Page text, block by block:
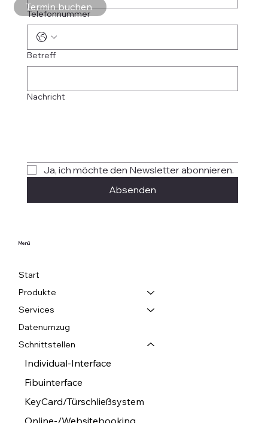
Menü
Start
Produkte
Services
Datenumzug
Schnittstellen
Individual-Interface
Fibuinterface
KeyCard/Türschließsystem
Telefonnummer
Betreff
Nachricht
Ja, ich möchte den Newsletter abonnieren.
Absenden
Termin buchen